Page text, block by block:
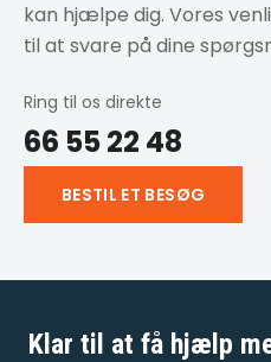
kan hjælpe dig. Vores
til at svare på dine
Ring til os direkte
66 55 22 48
BESTIL ET BESØG
Klar til at få hjælp